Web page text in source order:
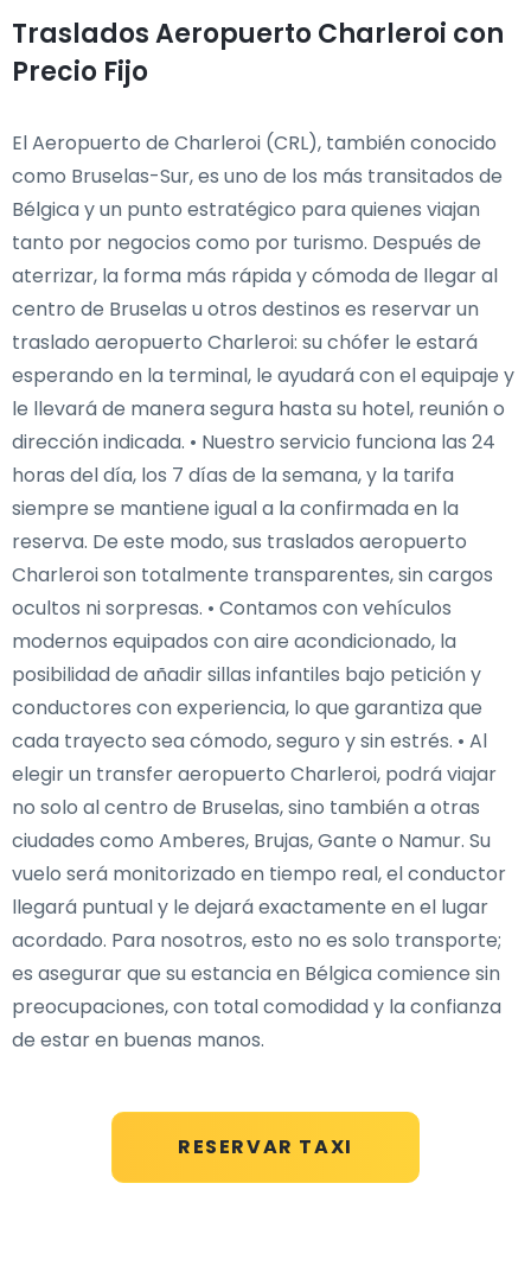
RESERVAR TAXI
Traslados Aeropuerto Charleroi con
Precio Fijo
El Aeropuerto de Charleroi (CRL), también conocido
como Bruselas-Sur, es uno de los más transitados de
Bélgica y un punto estratégico para quienes viajan
tanto por negocios como por turismo. Después de
aterrizar, la forma más rápida y cómoda de llegar al
centro de Bruselas u otros destinos es reservar un
traslado aeropuerto Charleroi: su chófer le estará
esperando en la terminal, le ayudará con el equipaje y
le llevará de manera segura hasta su hotel, reunión o
dirección indicada. • Nuestro servicio funciona las 24
horas del día, los 7 días de la semana, y la tarifa
siempre se mantiene igual a la confirmada en la
reserva. De este modo, sus traslados aeropuerto
Charleroi son totalmente transparentes, sin cargos
ocultos ni sorpresas. • Contamos con vehículos
modernos equipados con aire acondicionado, la
posibilidad de añadir sillas infantiles bajo petición y
conductores con experiencia, lo que garantiza que
cada trayecto sea cómodo, seguro y sin estrés. • Al
elegir un transfer aeropuerto Charleroi, podrá viajar
no solo al centro de Bruselas, sino también a otras
ciudades como Amberes, Brujas, Gante o Namur. Su
vuelo será monitorizado en tiempo real, el conductor
llegará puntual y le dejará exactamente en el lugar
acordado. Para nosotros, esto no es solo transporte;
es asegurar que su estancia en Bélgica comience sin
preocupaciones, con total comodidad y la confianza
de estar en buenas manos.